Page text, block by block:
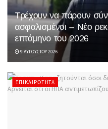
Τρέχουν να πάρουν
ασφαλισμένοι – Νέο
επτάμηνο του 2026
9 ΑΥΓΟΎΣΤΟΥ 2026
ΕΠΙΚΑΙΡΌΤΗΤΑ